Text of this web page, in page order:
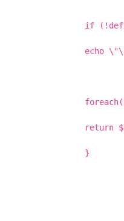
if
echo \"
return
}